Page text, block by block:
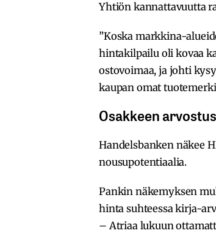
Yhtiön kannattavuutta
”Koska markkina-
hintakilpailu oli kovaa
ostovoimaa, ja johti
kaupan omat
Osakkeen
Handelsbanken näkee
nousupotentiaalia.
Pankin näkemyksen
hinta suhteessa kirja-
– Atriaa lukuun